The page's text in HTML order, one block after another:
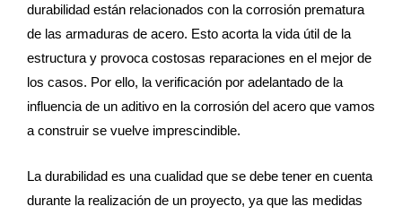
durabilidad están relacionados con la corrosión prematura
de las armaduras de acero. Esto acorta la vida útil de la
estructura y provoca costosas reparaciones en el mejor de
los casos. Por ello, la verificación por adelantado de la
influencia de un aditivo en la corrosión del acero que vamos
a construir se vuelve imprescindible.
La durabilidad es una cualidad que se debe tener en cuenta
durante la realización de un proyecto, ya que las medidas